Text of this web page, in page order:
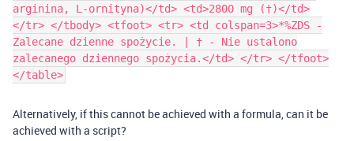
arginina, L-ornityna)</td> <td>2800 mg (†)</td>
</tr> </tbody> <tfoot> <tr> <td colspan=3>*%ZDS -
Zalecane dzienne spożycie. | † - Nie ustalono
zalecanego dziennego spożycia.</td> </tr> </tfoot>
</table>
Alternatively, if this cannot be achieved with a formula, can it be
achieved with a script?